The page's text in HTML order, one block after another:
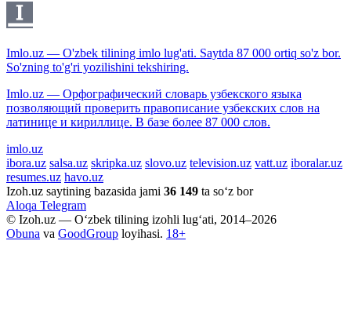
Imlo.uz — O'zbek tilining imlo lug'ati. Saytda 87 000 ortiq so'z bor.
So'zning to'g'ri yozilishini tekshiring.
Imlo.uz — Орфографический словарь узбекского языка
позволяющий проверить правописание узбекских слов на
латинице и кириллице. В базе более 87 000 слов.
imlo.uz
ibora.uz salsa.uz skripka.uz slovo.uz television.uz vatt.uz iboralar.uz
resumes.uz havo.uz
Izoh.uz saytining bazasida jami 36 149 ta so‘z bor
Aloqa Telegram
© Izoh.uz — O‘zbek tilining izohli lug‘ati, 2014–2026
Obuna va GoodGroup loyihasi. 18+